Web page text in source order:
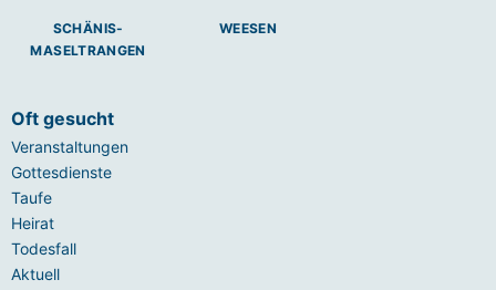
SCHÄNIS-
MASELTRANGEN
WEESEN
Oft gesucht
Veranstaltungen
Gottesdienste
Taufe
Heirat
Todesfall
Aktuell